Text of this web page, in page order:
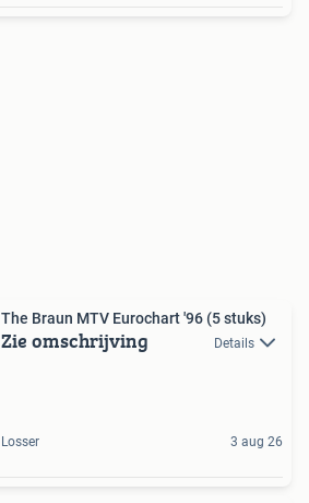
The Braun MTV Eurochart '96 (5 stuks)
Zie omschrijving Details
Losser 3 aug 26